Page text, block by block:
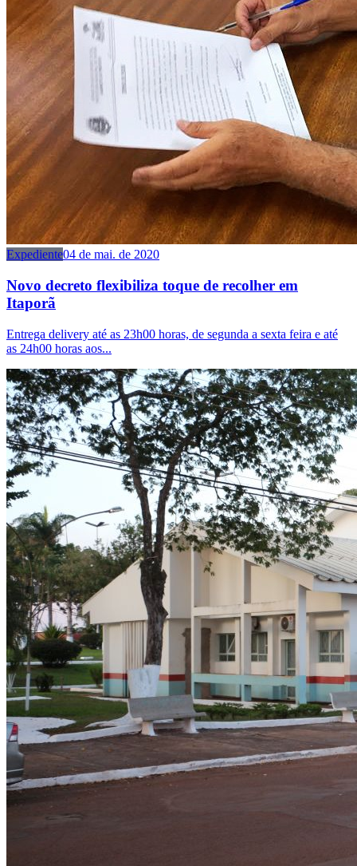
Expediente04 de mai. de 2020
Novo decreto flexibiliza toque de recolher em
Itaporã
Entrega delivery até as 23h00 horas, de segunda a sexta feira e até
as 24h00 horas aos...